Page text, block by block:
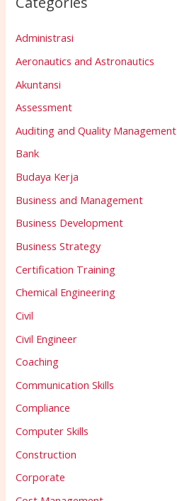
Administrasi
Aeronautics and Astronautics
Akuntansi
Assessment
Auditing and Quality Management
Bank
Budaya Kerja
Business and Management
Business Development
Business Strategy
Certification Training
Chemical Engineering
Civil
Civil Engineer
Coaching
Communication Skills
Compliance
Computer Skills
Construction
Corporate